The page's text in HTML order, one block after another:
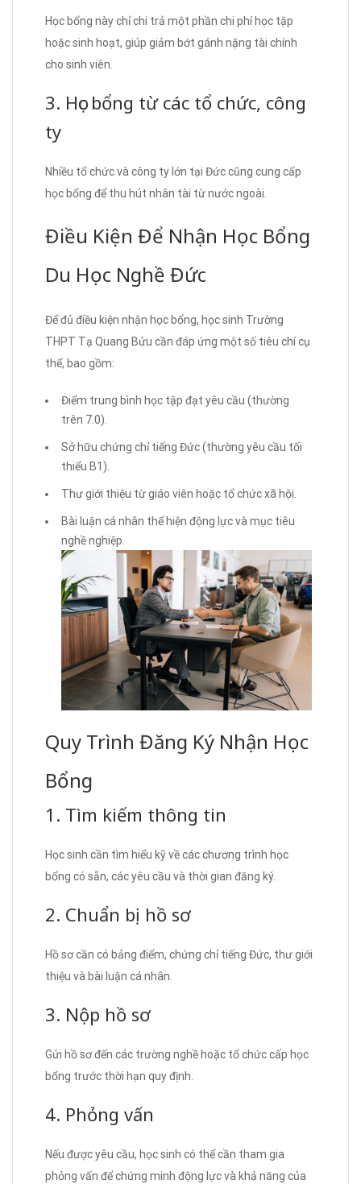
Học bổng này chỉ chi trả một phần chi phí học tập
hoặc sinh hoạt, giúp giảm bớt gánh nặng tài chính
cho sinh viên.
3. Học bổng từ các tổ chức, công
ty
Nhiều tổ chức và công ty lớn tại Đức cũng cung cấp
học bổng để thu hút nhân tài từ nước ngoài.
Điều Kiện Để Nhận Học Bổng
Du Học Nghề Đức
Để đủ điều kiện nhận học bổng, học sinh Trường
THPT Tạ Quang Bửu cần đáp ứng một số tiêu chí cụ
thể, bao gồm:
Điểm trung bình học tập đạt yêu cầu (thường
trên 7.0).
Sở hữu chứng chỉ tiếng Đức (thường yêu cầu tối
thiểu B1).
Thư giới thiệu từ giáo viên hoặc tổ chức xã hội.
Bài luận cá nhân thể hiện động lực và mục tiêu
nghề nghiệp.
Quy Trình Đăng Ký Nhận Học
Bổng
1. Tìm kiếm thông tin
Học sinh cần tìm hiểu kỹ về các chương trình học
bổng có sẵn, các yêu cầu và thời gian đăng ký.
2. Chuẩn bị hồ sơ
Hồ sơ cần có bảng điểm, chứng chỉ tiếng Đức, thư giới
thiệu và bài luận cá nhân.
3. Nộp hồ sơ
Gửi hồ sơ đến các trường nghề hoặc tổ chức cấp học
bổng trước thời hạn quy định.
4. Phỏng vấn
Nếu được yêu cầu, học sinh có thể cần tham gia
phỏng vấn để chứng minh động lực và khả năng của